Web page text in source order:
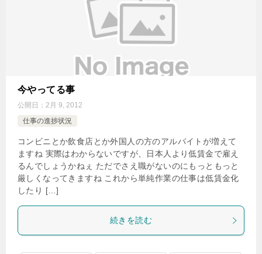
今やってる事
公開日： 2月 9, 2012
仕事の進捗状況
コンビニとか飲食店とか外国人の方のアルバイトが増えて
ますね 実際はわからないですが、日本人より低賃金で雇え
るんでしょうかねぇ ただでさえ職がないのにもっともっと
厳しくなってきますね これから単純作業の仕事は低賃金化
したり […]
続きを読む